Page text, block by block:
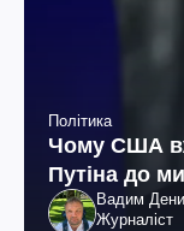
Політика
Чому США
Путіна до
Вадим
Журналіст